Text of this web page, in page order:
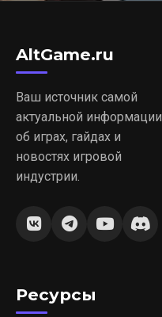
AltGame.ru
Ваш источник самой
актуальной информации
об играх, гайдах и
новостях игровой
индустрии.
Ресурсы